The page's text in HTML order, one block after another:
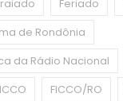
Feriado
de Rondônia
da Rádio Nacional
FICCO/RO